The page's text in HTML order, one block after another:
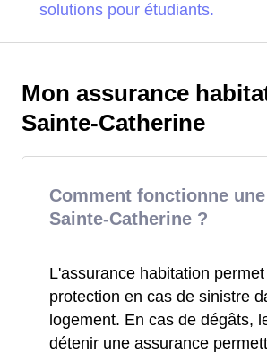
solutions pour étudiants.
Mon assurance
Sainte-Catherine
Comment fonctionne une
Sainte-Catherine ?
L'assurance habitation
protection en cas de sinistre
logement. En cas de dégâts,
détenir une assurance